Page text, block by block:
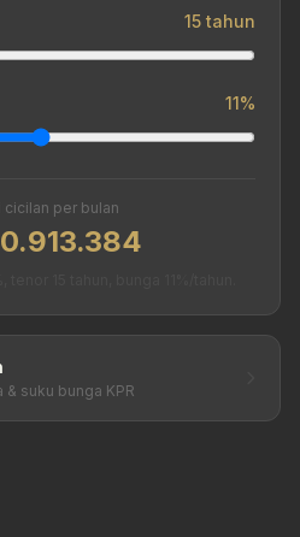
15 tahun
11%
cicilan per bulan
suku bunga KPR